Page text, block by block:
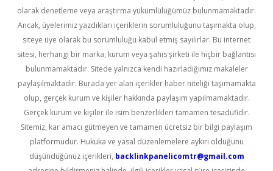
olarak denetleme veya araştırma yükümlülüğümüz bulunmamaktadır.
Ancak, üyelerimiz yazdıkları içeriklerin sorumluluğunu taşımakta olup,
siteye üye olarak bu sorumluluğu kabul etmiş sayılırlar. Bu internet
sitesi, herhangi bir marka, kurum veya şahıs şirketi ile hiçbir bağlantısı
bulunmamaktadır. Sitede yalnızca kendi hazırladığımız makaleler
paylaşılmaktadır. Burada yer alan içerikler haber niteliği taşımamakta
olup, gerçek kurum ve kişiler hakkında paylaşım yapılmamaktadır.
Gerçek kurum ve kişiler ile isim benzerlikleri tamamen tesadüfidir.
Sitemiz, kar amacı gütmeyen ve tamamen ücretsiz bir bilgi paylaşım
platformudur. Hukuka ve yasal düzenlemelere aykırı olduğunu
düşündüğünüz içerikleri, backlinkpanelicomtr@gmail.com